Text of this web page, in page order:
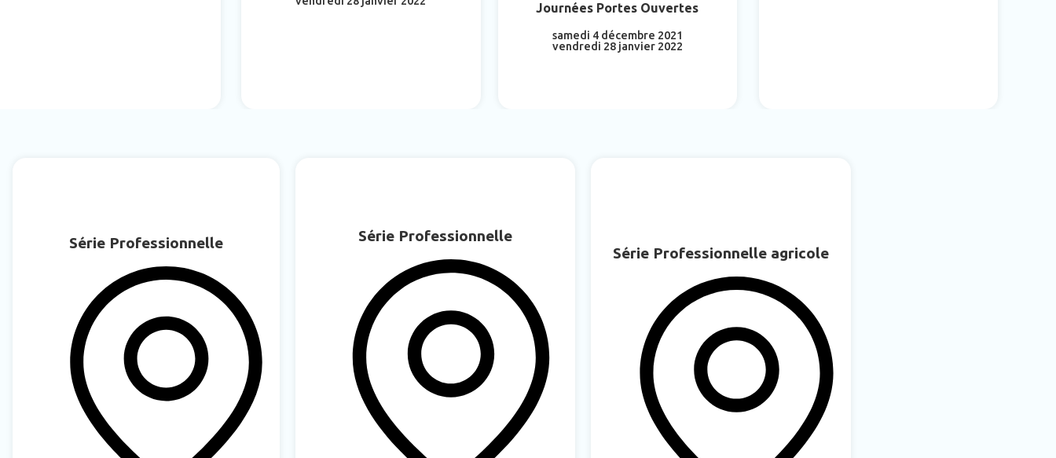
Journées Portes Ouvertes
samedi 4 décembre 2021
vendredi 28 janvier 2022
Série Professionnelle Série Professionnelle
Série Professionnelle agricole